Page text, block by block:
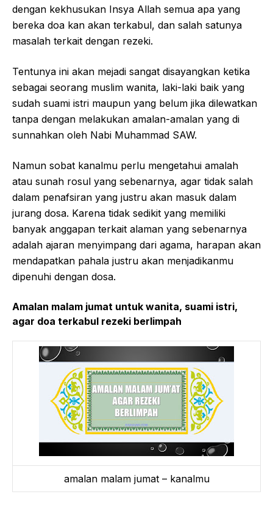
dengan kekhusukan Insya Allah semua apa yang
bereka doa kan akan terkabul, dan salah satunya
masalah terkait dengan rezeki.
Tentunya ini akan mejadi sangat disayangkan ketika
sebagai seorang muslim wanita, laki-laki baik yang
sudah suami istri maupun yang belum jika dilewatkan
tanpa dengan melakukan amalan-amalan yang di
sunnahkan oleh Nabi Muhammad SAW.
Namun sobat kanalmu perlu mengetahui amalah
atau sunah rosul yang sebenarnya, agar tidak salah
dalam penafsiran yang justru akan masuk dalam
jurang dosa. Karena tidak sedikit yang memiliki
banyak anggapan terkait alaman yang sebenarnya
adalah ajaran menyimpang dari agama, harapan akan
mendapatkan pahala justru akan menjadikanmu
dipenuhi dengan dosa.
Amalan malam jumat untuk wanita, suami istri,
agar doa terkabul rezeki berlimpah
amalan malam jumat – kanalmu